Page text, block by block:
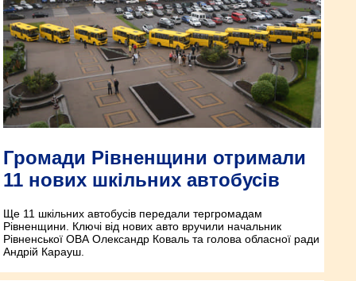
Громади Рівненщини отримали
11 нових шкільних автобусів
Ще 11 шкільних автобусів передали тергромадам
Рівненщини. Ключі від нових авто вручили начальник
Рівненської ОВА Олександр Коваль та голова обласної ради
Андрій Карауш.